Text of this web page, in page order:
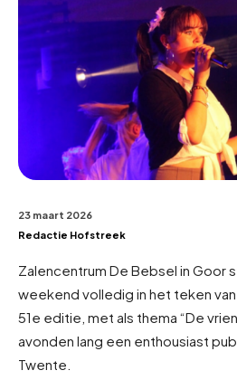
23 maart 2026
Redactie Hofstreek
Zalencentrum De Bebsel in Goor
weekend volledig in het teken
51e editie, met als thema “De
avonden lang een enthousiast
Twente.